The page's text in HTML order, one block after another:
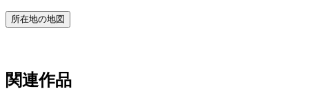
所在地の地図
関連作品